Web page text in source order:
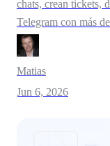
chats, crean tickets,
Telegram con más
Matias
Jun 6, 2026